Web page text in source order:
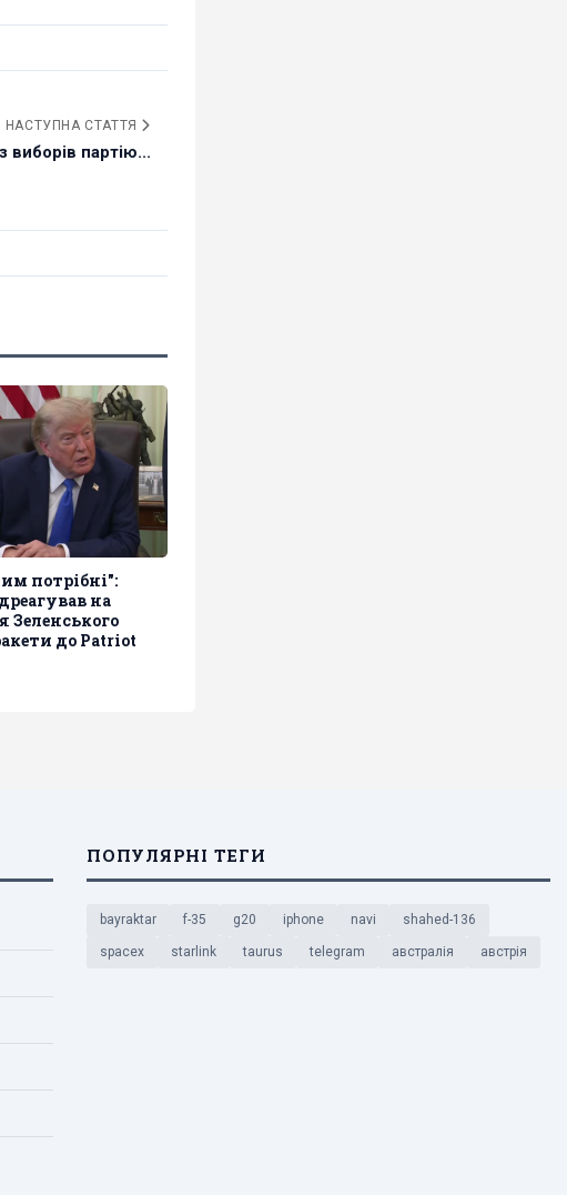
НАСТУПНА СТАТТЯ
виборів партію...
потрібні":
на
Зеленського
до Patriot
ПОПУЛЯРНІ ТЕГИ
bayraktar f-35 g20 iphone navi shahed-136
spacex starlink taurus telegram австралія австрія